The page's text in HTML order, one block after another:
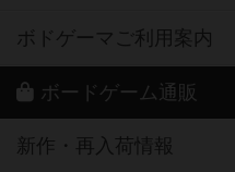
ボドゲーマご利用案内
ボードゲーム通販
新作・再入荷情報